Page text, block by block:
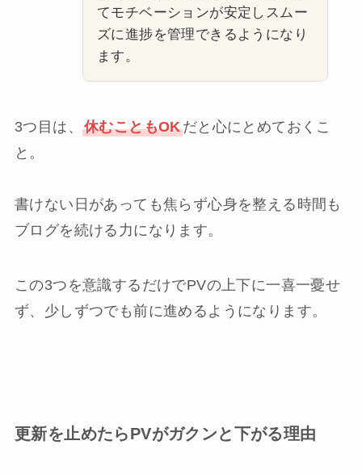
てモチベーションが安定しスムー
ズに進捗を管理できるようになり
ます。
3つ目は、 休むこともOKだと心にとめておくこ
と。
書けない日があっても焦らず心身を整える時間も
ブログを続ける力になります。
この3つを意識するだけでPVの上下に一喜一憂せ
ず、少しずつでも前に進めるようになります。
更新を止めたらPVがガクンと下がる理由